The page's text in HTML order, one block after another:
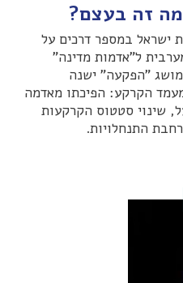
זה בעצם?
ישראל במספר דרכים על
ל"אדמות מדינה"
"הפקעה" ישנה
הקרקע: הפיכתו מאדמה
שינוי סטטוס הקרקעות
התנחלויות.